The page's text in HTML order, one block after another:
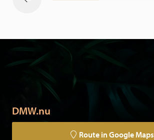
DMW.nu
Route in Google Maps